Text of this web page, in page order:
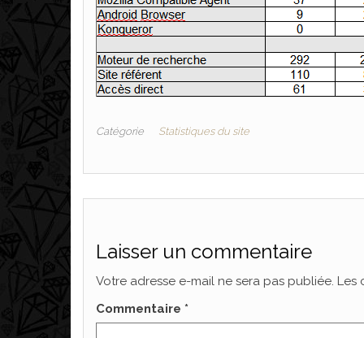
Catégorie Statistiques du site
Laisser un commentaire
Votre adresse e-mail ne sera pas publiée. Les
Commentaire *